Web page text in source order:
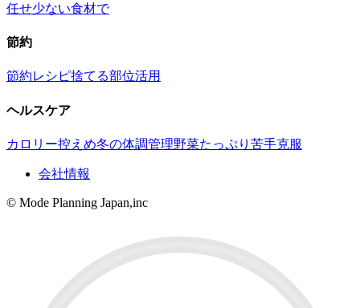
任せ少ない食材で
節約
節約レシピ捨てる部位活用
ヘルスケア
カロリー控えめ冬の体調管理野菜たっぷり 苦手克服
会社情報
© Mode Planning Japan,inc